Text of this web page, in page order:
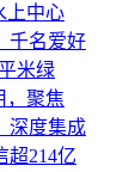
上中心
千名爱好
米绿
，聚焦
深度集成
超214亿